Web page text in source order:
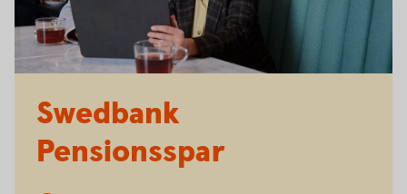
Swedbank
Pensionsspar